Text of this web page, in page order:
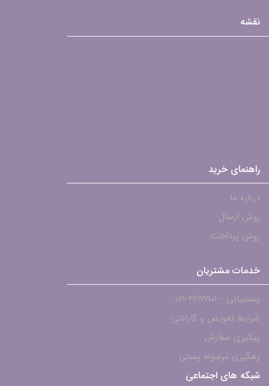
نقشه
راهنمای خرید
درباره ما
روش ارسال
روش پرداخت
خدمات مشتریان
پشتیبانی - ۴۶۱۲۱۹۰۱-021
شرایط تعویض و گارانتی
پیگیری سفارش
رهگیری مرسوله پستی
شبکه های اجتماعی